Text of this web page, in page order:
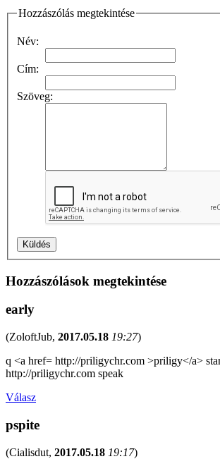
Hozzászólás megtekintése
Név:
Cím:
Szöveg:
Hozzászólások megtekintése
early
(ZoloftJub, 2017.05.18 19:27)
q <a href= http://priligychr.com >priligy</a>
http://priligychr.com speak
Válasz
pspite
(Cialisdut, 2017.05.18 19:17)